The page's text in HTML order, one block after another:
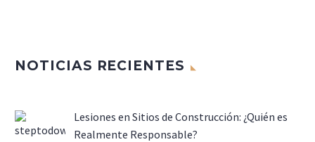
NOTICIAS RECIENTES
Lesiones en Sitios de Construcción: ¿Quién es
Realmente Responsable?